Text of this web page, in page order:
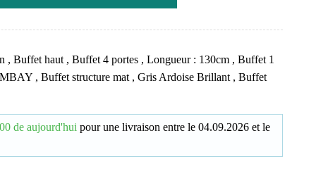
, Buffet haut , Buffet 4 portes , Longueur : 130cm , Buffet 1
, Buffet structure mat , Gris Ardoise Brillant , Buffet
de aujourd'hui pour une livraison entre le 04.09.2026 et le